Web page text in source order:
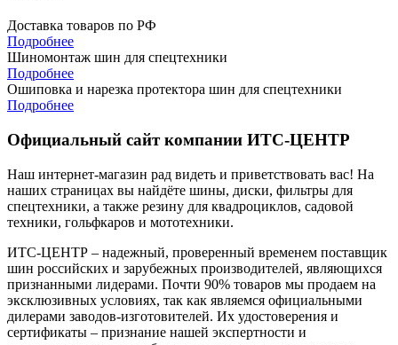
Доставка товаров по РФ
Подробнее
Шиномонтаж шин для спецтехники
Подробнее
Ошиповка и нарезка протектора шин для спецтехники
Подробнее
Официальный сайт компании ИТС-ЦЕНТР
Наш интернет-магазин рад видеть и приветствовать вас! На
наших страницах вы найдёте шины, диски, фильтры для
спецтехники, а также резину для квадроциклов, садовой
техники, гольфкаров и мототехники.
ИТС-ЦЕНТР – надежный, проверенный временем поставщик
шин российских и зарубежных производителей, являющихся
признанными лидерами. Почти 90% товаров мы продаем на
эксклюзивных условиях, так как являемся официальными
дилерами заводов-изготовителей. Их удостоверения и
сертификаты – признание нашей экспертности и